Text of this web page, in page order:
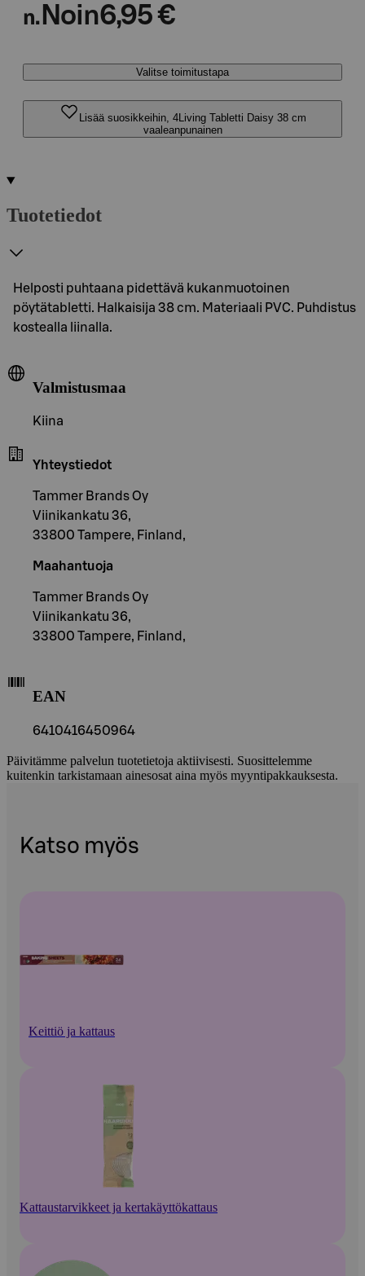
n. Noin6,95 €
Valitse toimitustapa
Lisää suosikkeihin, 4Living Tabletti Daisy 38 cm
vaaleanpunainen
Tuotetiedot
Helposti puhtaana pidettävä kukanmuotoinen
pöytätabletti. Halkaisija 38 cm. Materiaali PVC. Puhdistus
kostealla liinalla.
Valmistusmaa
Kiina
Yhteystiedot
Tammer Brands Oy
Viinikankatu 36,
33800 Tampere, Finland,
Maahantuoja
Tammer Brands Oy
Viinikankatu 36,
33800 Tampere, Finland,
EAN
6410416450964
Päivitämme palvelun tuotetietoja aktiivisesti. Suosittelemme
kuitenkin tarkistamaan ainesosat aina myös myyntipakkauksesta.
Katso myös
Keittiö ja kattaus
Kattaustarvikkeet ja kertakäyttökattaus